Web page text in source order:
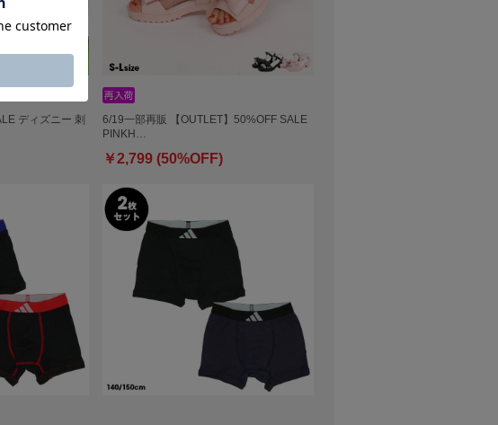
ディズニー 刺
6/19一部再販 【OUTLET】50%OFF SALE
PINKH…
￥2,799 (50%OFF)